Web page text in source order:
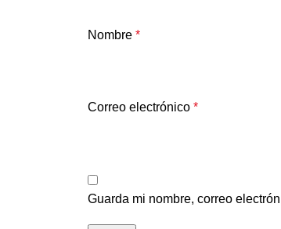
Nombre *
Correo electrónico *
Guarda mi nombre, correo